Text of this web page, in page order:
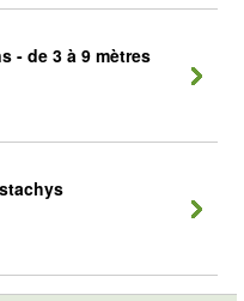
- de 3 à 9 mètres